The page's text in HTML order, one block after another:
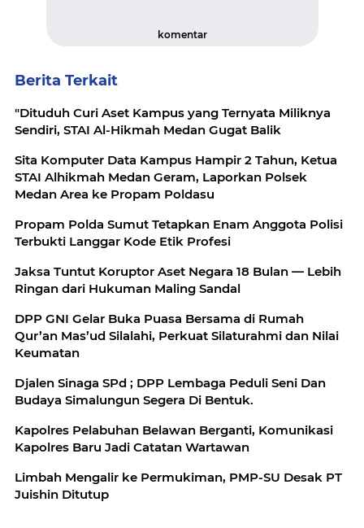
komentar
Berita Terkait
"Dituduh Curi Aset Kampus yang Ternyata Miliknya
Sendiri, STAI Al-Hikmah Medan Gugat Balik
Sita Komputer Data Kampus Hampir 2 Tahun, Ketua
STAI Alhikmah Medan Geram, Laporkan Polsek
Medan Area ke Propam Poldasu
Propam Polda Sumut Tetapkan Enam Anggota Polisi
Terbukti Langgar Kode Etik Profesi
Jaksa Tuntut Koruptor Aset Negara 18 Bulan — Lebih
Ringan dari Hukuman Maling Sandal
DPP GNI Gelar Buka Puasa Bersama di Rumah
Qur’an Mas’ud Silalahi, Perkuat Silaturahmi dan Nilai
Keumatan
Djalen Sinaga SPd ; DPP Lembaga Peduli Seni Dan
Budaya Simalungun Segera Di Bentuk.
Kapolres Pelabuhan Belawan Berganti, Komunikasi
Kapolres Baru Jadi Catatan Wartawan
Limbah Mengalir ke Permukiman, PMP-SU Desak PT
Juishin Ditutup